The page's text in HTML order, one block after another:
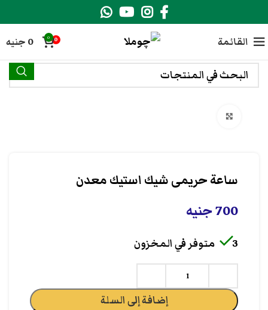
القائمة 0
0
0 جنيه
ساعة حريمى شيك استيك معدن
700جنيه
3 متوفر في المخزون
إضافة إلى السلة